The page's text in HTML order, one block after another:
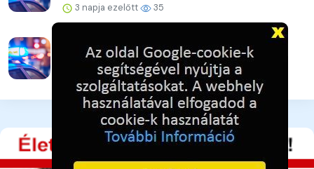
3 napja ezelőtt 35
A lakat nem állta útját
3 napja ezelőtt 38